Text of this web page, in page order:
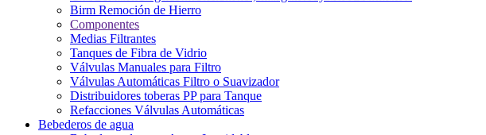
Birm Remoción de Hierro
Componentes
Medias Filtrantes
Tanques de Fibra de Vidrio
Válvulas Manuales para Filtro
Válvulas Automáticas Filtro o Suavizador
Distribuidores toberas PP para Tanque
Refacciones Válvulas Automáticas
Bebederos de agua